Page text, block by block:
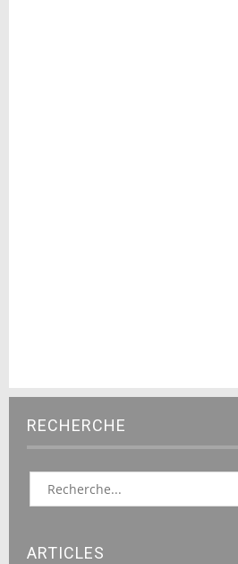
RECHERCHE
ARTICLES